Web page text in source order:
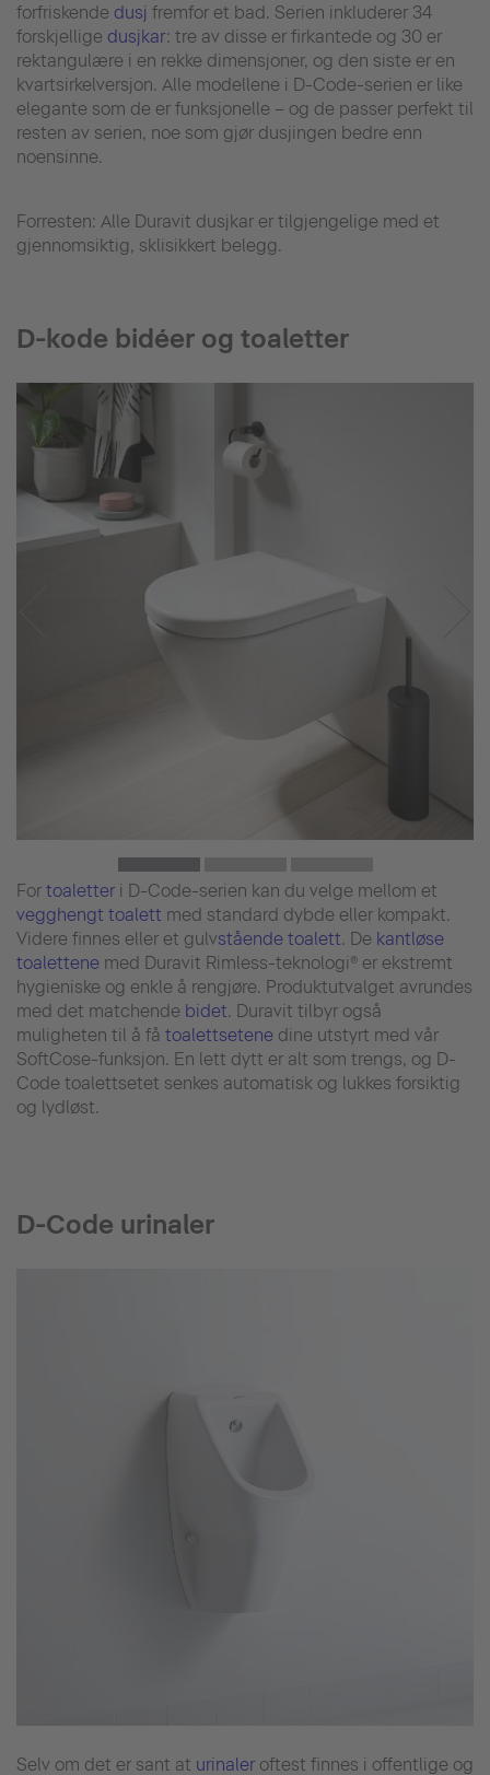
forfriskende dusj fremfor et bad. Serien inkluderer 34
forskjellige dusjkar: tre av disse er firkantede og 30 er
rektangulære i en rekke dimensjoner, og den siste er en
kvartsirkelversjon. Alle modellene i D-Code-serien er like
elegante som de er funksjonelle – og de passer perfekt til
resten av serien, noe som gjør dusjingen bedre enn
noensinne.
Forresten: Alle Duravit dusjkar er tilgjengelige med et
gjennomsiktig, sklisikkert belegg.
D-kode bidéer og toaletter
For toaletter i D-Code-serien kan du velge mellom et
vegghengt toalett med standard dybde eller kompakt.
Videre finnes eller et gulvstående toalett. De kantløse
toalettene med Duravit Rimless-teknologi® er ekstremt
hygieniske og enkle å rengjøre. Produktutvalget avrundes
med det matchende bidet. Duravit tilbyr også
muligheten til å få toalettsetene dine utstyrt med vår
SoftCose-funksjon. En lett dytt er alt som trengs, og D-
Code toalettsetet senkes automatisk og lukkes forsiktig
og lydløst.
D-Code urinaler
Selv om det er sant at urinaler oftest finnes i offentlige og